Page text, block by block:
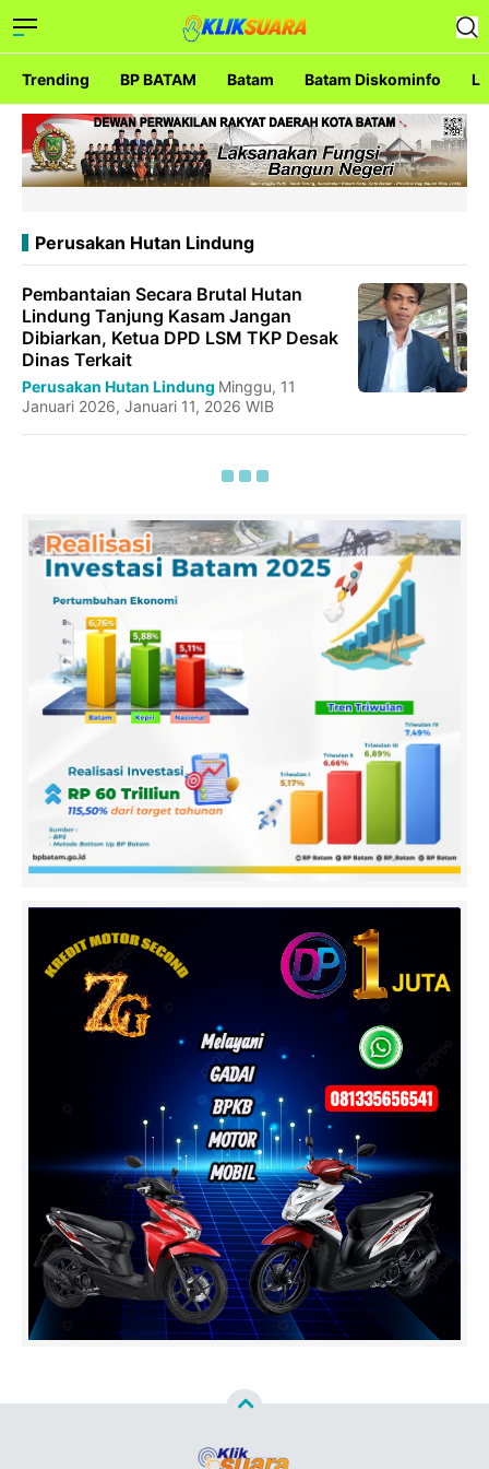
Trending BP BATAM Batam Batam Diskominfo
Perusakan Hutan Lindung
Pembantaian Secara Brutal Hutan
Lindung Tanjung Kasam Jangan
Dibiarkan, Ketua DPD LSM TKP Desak
Dinas Terkait
Perusakan Hutan Lindung Minggu, 11
Januari 2026, Januari 11, 2026 WIB